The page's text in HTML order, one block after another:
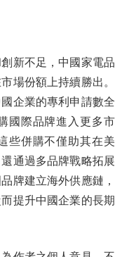
新不足，中國家電品
場份額上持續勝出。
企業的專利申請數全
國際品牌進入更多市
些併購不僅助其在美
通過多品牌戰略拓展
牌建立海外供應鏈，
提升中國企業的長期